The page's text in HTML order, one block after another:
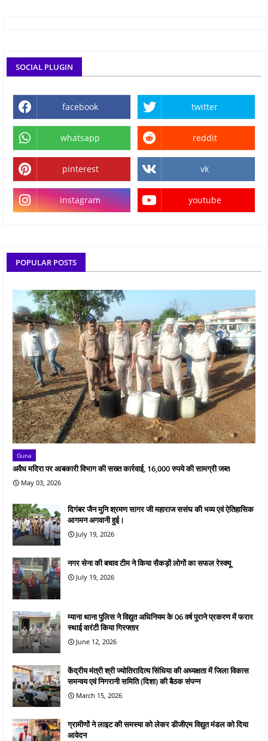
SOCIAL PLUGIN
facebook twitter
whatsapp reddit
pinterest vk
instagram youtube
POPULAR POSTS
Guna
अवैध मदिरा पर आबकारी विभाग की सख्त कार्रवाई, 16,000 रुपये की सामग्री जब्त
May 03, 2026
दिगंबर जैन मुनि श्रमण सागर जी महाराज ससंघ की भव्य एवं ऐतिहासिक
आगमन अगवानी हुई।
July 19, 2026
नगर सेना की बचाव टीम ने किया सैकड़ों लोगों का सफल रेस्क्यू
July 19, 2026
म्याना थाना पुलिस ने विद्युत अधिनियम के 06 वर्ष पुराने प्रकरण में फरार
स्थाई वारंटी किया गिरफ्तार
June 12, 2026
केंद्रीय मंत्री श्री ज्योतिरादित्य सिंधिया की अध्यक्षता में जिला विकास
समन्वय एवं निगरानी समिति (दिशा) की बैठक संपन्न
March 15, 2026
ग्रामीणों ने लाइट की समस्या को लेकर डीजीएम विद्युत मंडल को दिया
आवेदन